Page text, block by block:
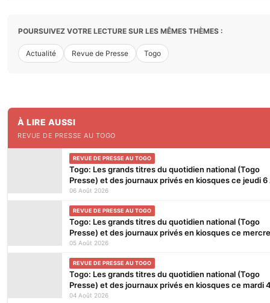
POURSUIVEZ VOTRE LECTURE SUR LES MÊMES THÈMES :
Actualité Revue de Presse Togo
À LIRE AUSSI
REVUE DE PRESSE AU TOGO
REVUE DE PRESSE AU TOGO
Togo: Les grands titres du quotidien national (Togo
Presse) et des journaux privés en kiosques ce jeudi 6
2026
06 Août 2026
REVUE DE PRESSE AU TOGO
Togo: Les grands titres du quotidien national (Togo
Presse) et des journaux privés en kiosques ce
Août 2026
05 Août 2026
REVUE DE PRESSE AU TOGO
Togo: Les grands titres du quotidien national (Togo
Presse) et des journaux privés en kiosques ce mardi
Août 2026
04 Août 2026